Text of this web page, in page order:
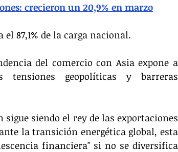
crecieron un 20,9% en marzo
87,1% de la carga nacional.
del comercio con Asia expone a
geopolíticas y barreras
siendo el rey de las exportaciones
la transición energética global, esta
financiera" si no se diversifica